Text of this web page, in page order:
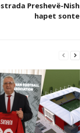
Preshevë-Nish
hapet sonte